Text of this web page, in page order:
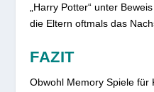
„Harry Potter“ unter
die Eltern oftmals das
FAZIT
Obwohl Memory Spiele für